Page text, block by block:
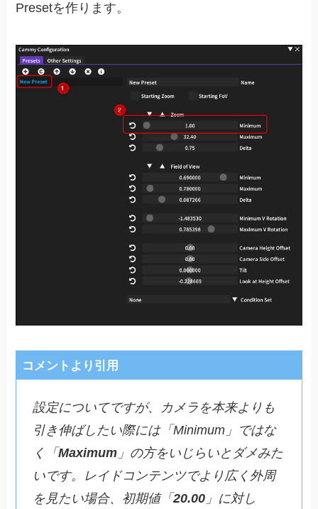
Presetを作ります。
コメントより引用
設定についてですが、カメラを本来よりも
引き伸ばしたい際には「Minimum」ではな
く「Maximum」の方をいじらいとダメみた
いです。レイドコンテンツでより広く外周
を見たい場合、初期値「20.00」に対し